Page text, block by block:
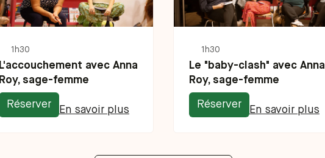
1h30
L'accouchement avec Anna
Roy, sage-femme
Réserver En savoir plus
1h30
Le "baby-clash" avec Anna
Roy, sage-femme
Réserver En savoir plus